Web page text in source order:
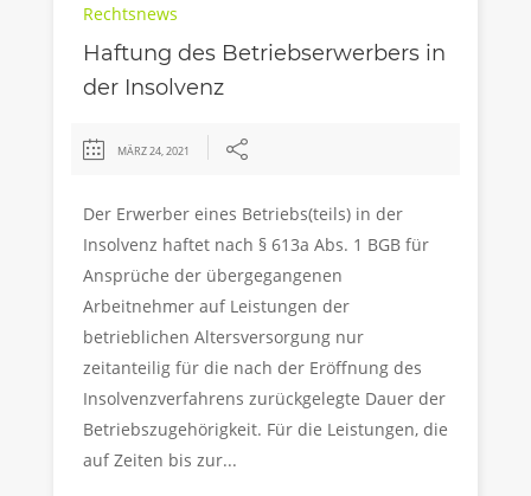
Rechtsnews
Haftung des Betriebserwerbers in
der Insolvenz
MÄRZ 24, 2021
Der Erwerber eines Betriebs(teils) in der
Insolvenz haftet nach § 613a Abs. 1 BGB für
Ansprüche der übergegangenen
Arbeitnehmer auf Leistungen der
betrieblichen Altersversorgung nur
zeitanteilig für die nach der Eröffnung des
Insolvenzverfahrens zurückgelegte Dauer der
Betriebszugehörigkeit. Für die Leistungen, die
auf Zeiten bis zur...